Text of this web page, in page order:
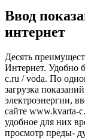
Ввод
интернет
Десять
Интернет. Удобно
c.ru / voda. По
загрузка
электроэнергии,
сайте www.kvarta-
удобное для них
просмотр преды-